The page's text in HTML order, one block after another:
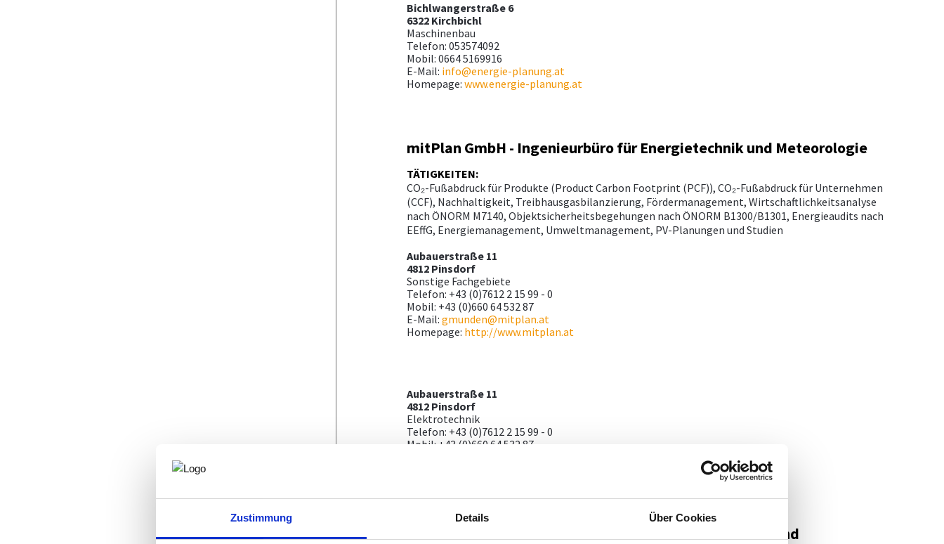
Zustimmung Details Über Cookies
Bichlwangerstraße 6
6322 Kirchbichl
Maschinenbau
Telefon: 053574092
Mobil: 0664 5169916
E-Mail: info@energie-planung.at
Homepage:www.energie-planung.at
mitPlan GmbH - Ingenieurbüro für Energietechnik und Meteorologie
TÄTIGKEITEN:
CO₂-Fußabdruck für Produkte (Product Carbon Footprint (PCF)), CO₂-Fußabdruck für Unternehmen
(CCF), Nachhaltigkeit, Treibhausgasbilanzierung, Fördermanagement, Wirtschaftlichkeitsanalyse
nach ÖNORM M7140, Objektsicherheitsbegehungen nach ÖNORM B1300/B1301, Energieaudits nach
EEffG, Energiemanagement, Umweltmanagement, PV-Planungen und Studien
Aubauerstraße 11
4812 Pinsdorf
Sonstige Fachgebiete
Telefon: +43 (0)7612 2 15 99 - 0
Mobil: +43 (0)660 64 532 87
E-Mail:gmunden@mitplan.at
Homepage: http://www.mitplan.at
Aubauerstraße 11
4812 Pinsdorf
Elektrotechnik
Telefon: +43 (0)7612 2 15 99 - 0
Mobil: +43 (0)660 64 532 87
MM Energy Systems e.U. - Ingenieurbüro für Gebäude- und